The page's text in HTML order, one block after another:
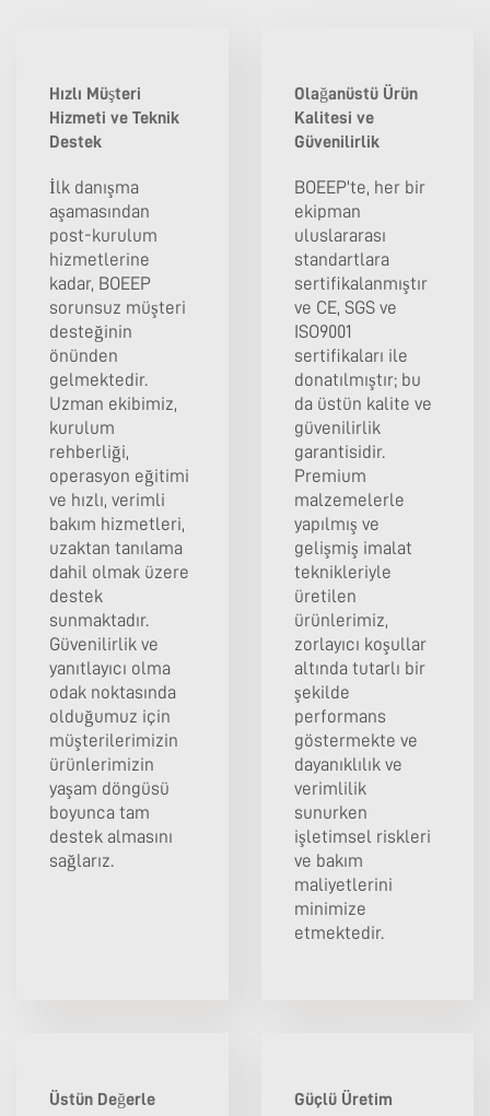
Hızlı Müşteri
Hizmeti ve Teknik
Destek
İlk danışma
aşamasından
post-kurulum
hizmetlerine
kadar, BOEEP
sorunsuz müşteri
desteğinin
önünden
gelmektedir.
Uzman ekibimiz,
kurulum
rehberliği,
operasyon eğitimi
ve hızlı, verimli
bakım hizmetleri,
uzaktan tanılama
dahil olmak üzere
destek
sunmaktadır.
Güvenilirlik ve
yanıtlayıcı olma
odak noktasında
olduğumuz için
müşterilerimizin
ürünlerimizin
yaşam döngüsü
boyunca tam
destek almasını
sağlarız.
Olağanüstü Ürün
Kalitesi ve
Güvenilirlik
BOEEP'te, her bir
ekipman
uluslararası
standartlara
sertifikalanmıştır
ve CE, SGS ve
ISO9001
sertifikaları ile
donatılmıştır; bu
da üstün kalite ve
güvenilirlik
garantisidir.
Premium
malzemelerle
yapılmış ve
gelişmiş imalat
teknikleriyle
üretilen
ürünlerimiz,
zorlayıcı koşullar
altında tutarlı bir
şekilde
performans
göstermekte ve
dayanıklılık ve
verimlilik
sunurken
işletimsel riskleri
ve bakım
maliyetlerini
minimize
etmektedir.
Üstün Değerle
Güçlü Üretim